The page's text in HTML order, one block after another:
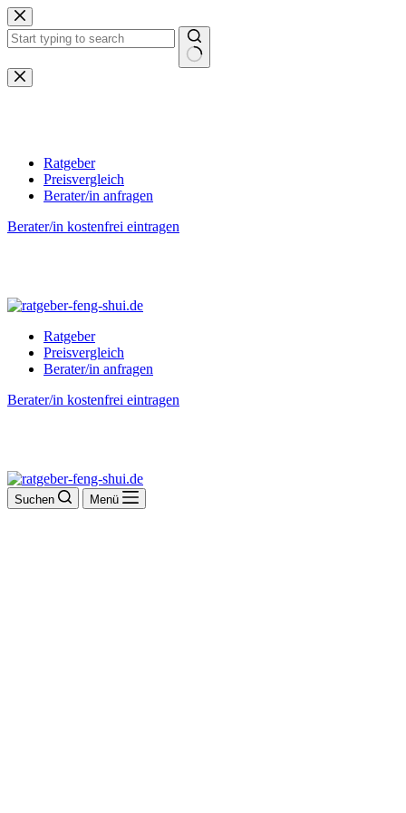
Zum
Inhalt
springen
Keine
Ergebnisse
Ratgeber
Preisvergleich
Berater/in anfragen
Berater/in kostenfrei eintragen
Ratgeber
Preisvergleich
Berater/in anfragen
Berater/in kostenfrei eintragen
Suchen Menü